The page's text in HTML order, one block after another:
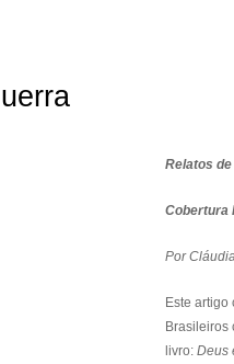
Relatos
Cobertura
Por
Este
livro: Deus